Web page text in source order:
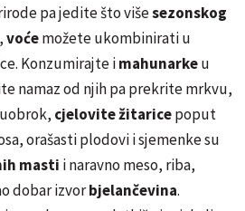
pa jedite što višesezonskog
voćemožete ukombinirati u
Konzumirajte imahunarkeu
namaz od njih pa prekrite mrkvu,
cjelovite žitaricepoput
orašasti plodovi i sjemenke su
masti i naravno meso, riba,
dobar izvorbjelančevina.